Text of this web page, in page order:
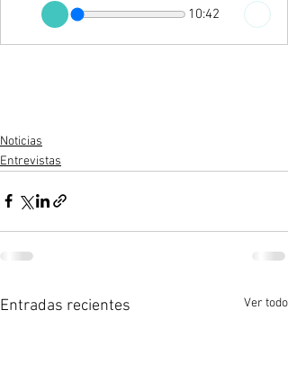
10:42
Noticias
Entrevistas
Entradas recientes Ver todo